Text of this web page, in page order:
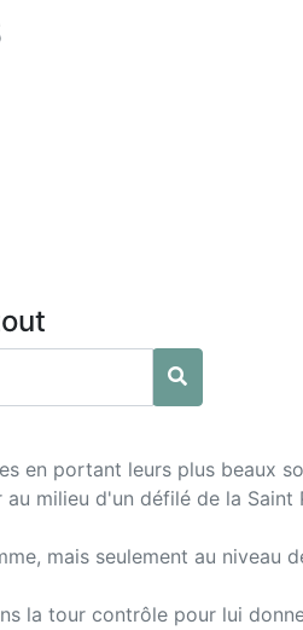
en portant leurs plus beaux
milieu d'un défilé de la
mais seulement au niveau
la tour contrôle pour lui